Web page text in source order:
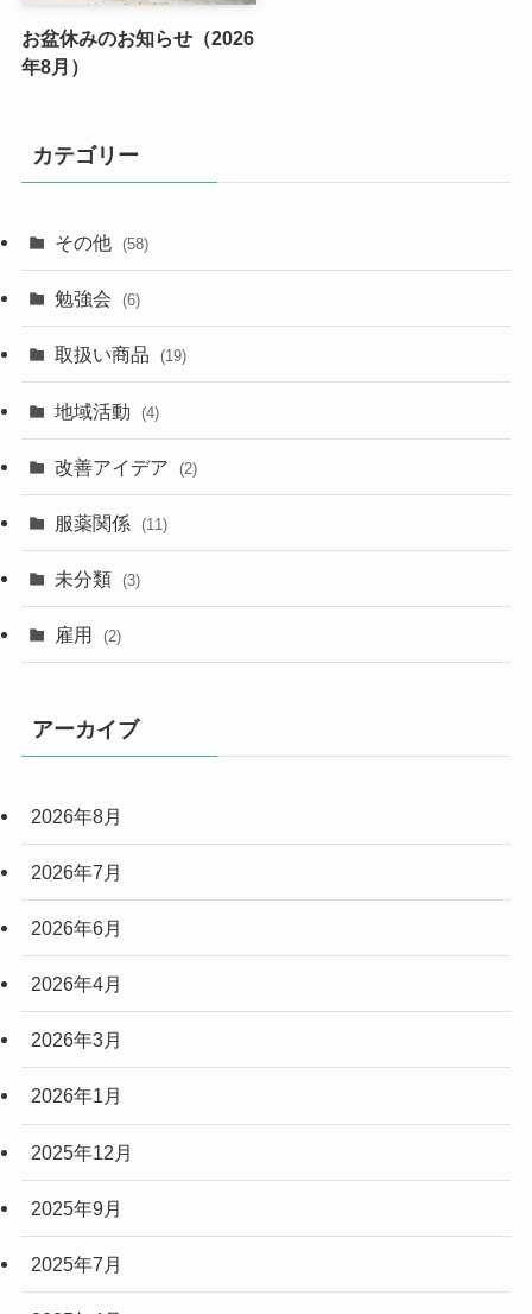
お盆休みのお知らせ（2026
年8月）
カテゴリー
その他 (58)
勉強会 (6)
取扱い商品 (19)
地域活動 (4)
改善アイデア (2)
服薬関係 (11)
未分類 (3)
雇用 (2)
アーカイブ
2026年8月
2026年7月
2026年6月
2026年4月
2026年3月
2026年1月
2025年12月
2025年9月
2025年7月